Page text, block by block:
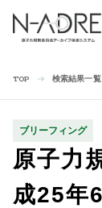
TOP 検索結果一覧
ブリーフィング
原子力
成25年